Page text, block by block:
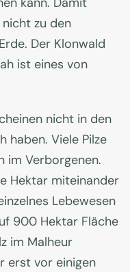
zu den
Der Klonwald
ist eines von
nicht in den
haben. Viele Pilze
im Verborgenen.
Hektar miteinander
Lebewesen
900 Hektar Fläche
im Malheur
erst vor einigen